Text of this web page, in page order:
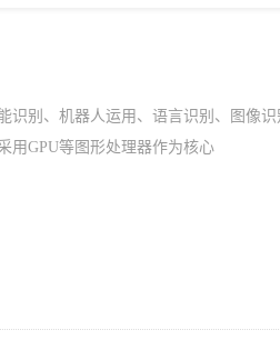
别、机器人运用、语言识别、图像
用GPU等图形处理器作为核心